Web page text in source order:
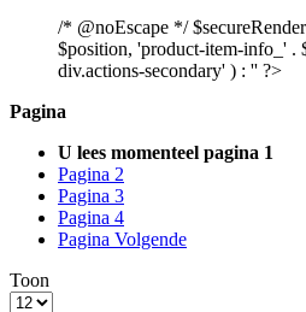
/* @noEscape */
$position, 'product-item-info_' .
div.actions-secondary' ) : '' ?>
Pagina
U lees momenteel pagina 1
Pagina 2
Pagina 3
Pagina 4
Pagina Volgende
Toon